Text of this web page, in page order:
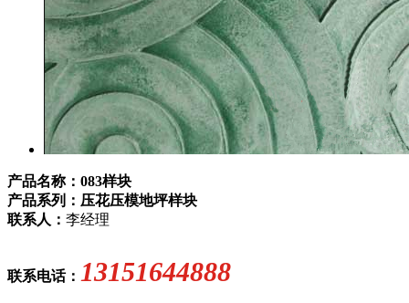
产品名称：083样块
产品系列：压花压模地坪样块
联系人： 李经理
联系电话： 13151644888